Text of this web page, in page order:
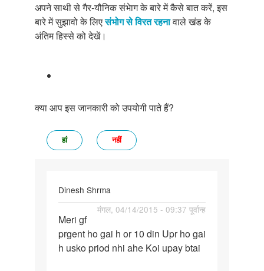
अपने साथी से गैर-यौनिक संभेाग के बारे में कैसे बात करें, इस
बारे में सुझावो के लिएसंभोग से विरत रहनावाले खंड के
अंतिम हिस्से को देखें।
क्या आप इस जानकारी को उपयोगी पाते हैं?
हां नहीं
Dinesh Shrma
मंगल, 04/14/2015 - 09:37 पूर्वान्ह
Meri
gf
prgent
Meri gf
prgent ho gai h or 10 din Upr ho gai
h usko priod nhi ahe Koi upay btai